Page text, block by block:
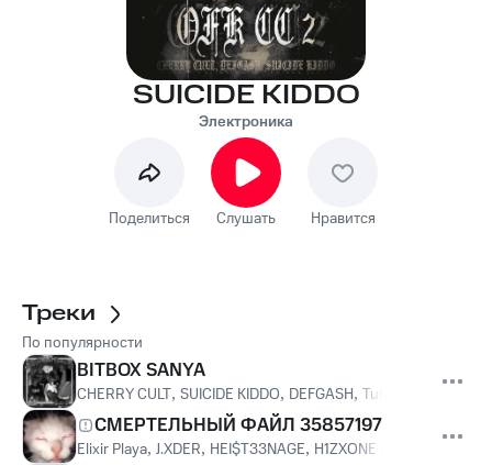
SUICIDE KIDDO
Электроника
Поделиться Слушать Нравится
Треки
По популярности
BITBOX SANYA
CHERRY CULT, SUICIDE KIDDO, DEFGASH, Tutnstn66
СМЕРТЕЛЬНЫЙ ФАЙЛ 35857197
Elixir Playa, J.XDER, HEI$T33NAGE, H1ZXONE PLXYA